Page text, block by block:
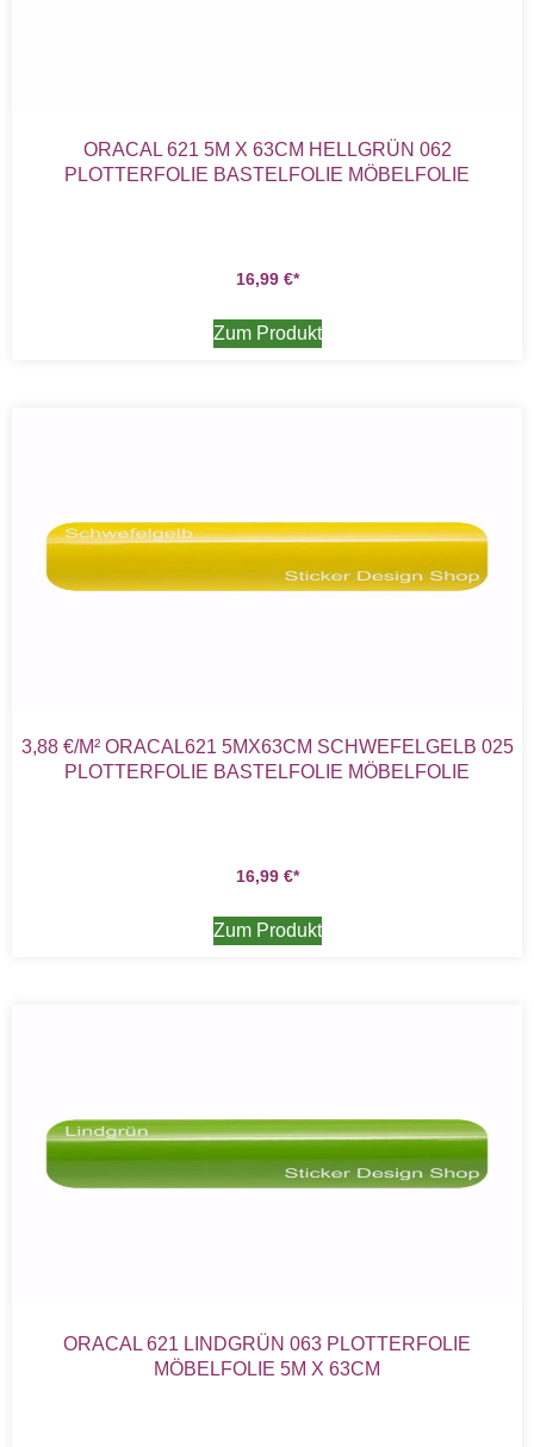
ORACAL 621 5M X 63CM HELLGRÜN 062
PLOTTERFOLIE BASTELFOLIE MÖBELFOLIE
16,99 €
Zum Produkt
3,88 €/M² ORACAL621 5MX63CM SCHWEFELGELB 025
PLOTTERFOLIE BASTELFOLIE MÖBELFOLIE
16,99 €
Zum Produkt
ORACAL 621 LINDGRÜN 063 PLOTTERFOLIE
MÖBELFOLIE 5M X 63CM